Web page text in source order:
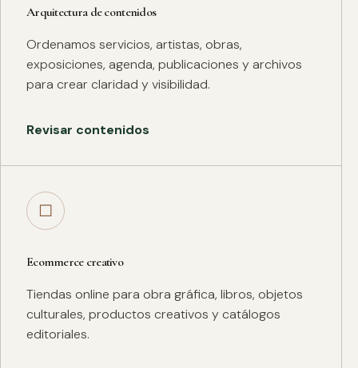
Arquitectura de contenidos
Ordenamos servicios, artistas, obras,
exposiciones, agenda, publicaciones y archivos
para crear claridad y visibilidad.
Revisar contenidos
□
Ecommerce creativo
Tiendas online para obra gráfica, libros, objetos
culturales, productos creativos y catálogos
editoriales.